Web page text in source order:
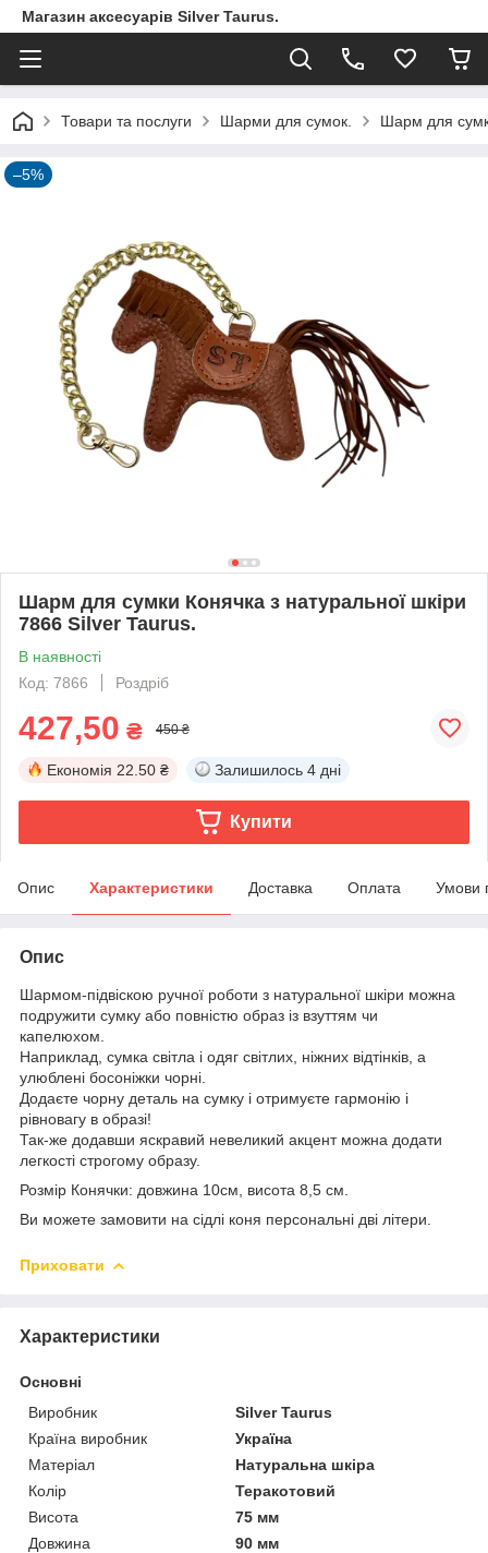
Магазин аксесуарів Silver Taurus.
Товари та послуги Шарми для сумок. Шарм для
–5%
Шарм для сумки Конячка з натуральної шкіри
7866 Silver Taurus.
В наявності
Код: 7866
Роздріб
427,50 ₴ 450 ₴
Економія 22.50 ₴ Залишилось 4 дні
Купити
Опис Характеристики Доставка Оплата Умови
Опис
Шармом-підвіскою ручної роботи з натуральної шкіри можна
подружити сумку або повністю образ із взуттям чи
капелюхом.
Наприклад, сумка світла і одяг світлих, ніжних відтінків, а
улюблені босоніжки чорні.
Додаєте чорну деталь на сумку і отримуєте гармонію і
рівновагу в образі!
Так-же додавши яскравий невеликий акцент можна додати
легкості строгому образу.
Розмір Конячки: довжина 10см, висота 8,5 см.
Ви можете замовити на сідлі коня персональні дві літери.
Приховати
Характеристики
Основні
Виробник
Silver Taurus
Країна виробник
Україна
Матеріал
Натуральна шкіра
Колір
Теракотовий
Висота
75 мм
Довжина
90 мм